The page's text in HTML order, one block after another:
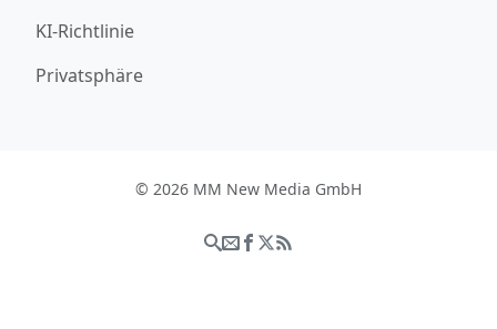
KI-Richtlinie
Privatsphäre
© 2026 MM New Media GmbH